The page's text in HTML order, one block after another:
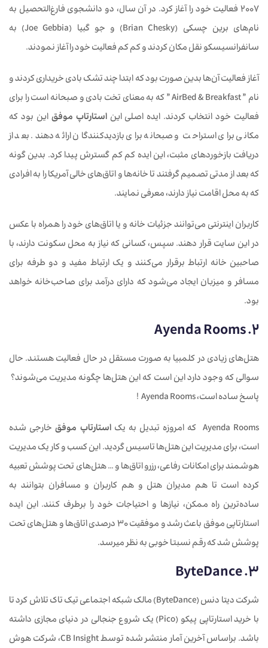
2007 فعالیت خود را آغاز کرد. در آن سال، دو دانشجوی فارغ‌التحصیل به
نام‌های برین چسکی (Brian Chesky) و جو گبیا (Joe Gebbia) به
سانفرانسیسکو نقل مکان کردند و کم کم فعالیت خود را آغاز نمودند.
آغاز فعالیت آن‌ها بدین صورت بود که ابتدا چند تشک بادی خریداری کردند و
نام ” AirBed & Breakfast ” که به معنای تخت بادی و صبحانه است را برای
فعالیت خود انتخاب کردند. ایده اصلی ایناستارتاپ موفق این بود که
مکانی برای استراحت و صبحانه برای بازدیدکنندگان ارائه دهند. بعد از
دریافت بازخوردهای مثبت، این ایده کم کم گسترش پیدا کرد. بدین گونه
که بعد از مدتی تصمیم گرفتند تا خانه‌ها و اتاق‌های خالی آمریکا را به افرادی
که به محل اقامت نیاز دارند، معرفی نمایند.
کاربران اینترنتی می‌توانند جزئیات خانه و یا اتاق‌های خود را همراه با عکس
در این سایت قرار دهند. سپس، کسانی که نیاز به محل سکونت دارند، با
صاحبین خانه ارتباط برقرار می‌کنند و یک ارتباط مفید و دو طرفه برای
مسافر و میزبان ایجاد می‌شود که دارای درآمد برای صاحب‌خانه خواهد
بود.
2. Ayenda Rooms
هتل‌های زیادی در کلمبیا به صورت مستقل در حال فعالیت هستند. حال
سوالی که وجود دارد این است که این هتل‌ها چگونه مدیریت می‌شوند؟
پاسخ ساده است، Ayenda Rooms !
Ayenda Rooms که امروزه تبدیل به یک استارتاپ موفقخارجی شده
است، برای مدیریت این هتل‌ها تاسیس گردید. این کسب و کار یک مدیریت
هوشمند برای امکانات رفاعی، رزرو اتاق‌ها و … هتل‌های تحت پوشش تعبیه
کرده است تا هم مدیران هتل و هم کاربران و مسافران بتوانند به
ساده‌ترین راه ممکن، نیازها و احتیاجات خود را برطرف کنند. این ایده
استارتاپی موفق باعث رشد و موفقیت 30 درصدی اتاق‌ها و هتل‌های تحت
پوشش شد که رقم نسبتا خوبی به نظر می‎رسد.
3.
ByteDance
شرکت دیتا دنس (ByteDance) مالک شبکه اجتماعی تیک تاک تلاش کرد تا
با خرید استارتاپی پیکو (Pico) یک شروع جنجالی در دنیای مجازی داشته
باشد. براساس آخرین آمار منتشر شده توسط CB Insight، شرکت هوش